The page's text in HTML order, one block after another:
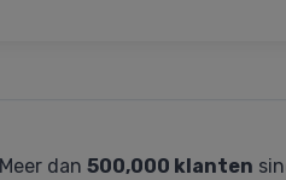
Meer dan 500,000 klanten